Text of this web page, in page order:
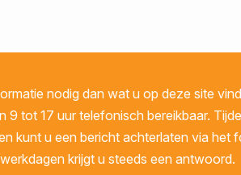
nodig dan wat u op deze site
9 tot 17 uur telefonisch bereikbaar.
kunt u een bericht achterlaten via het
krijgt u steeds een antwoord.